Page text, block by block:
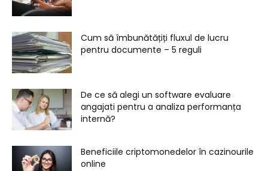
Cum să îmbunătățiți fluxul de lucru
pentru documente – 5 reguli
De ce să alegi un software evaluare
angajati pentru a analiza performanța
internă?
Beneficiile criptomonedelor în cazinourile
online